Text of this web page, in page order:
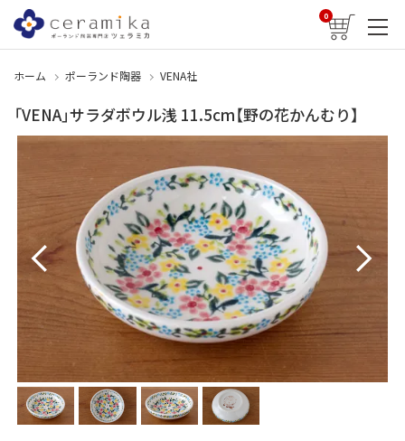
0
ホーム ポーランド陶器 VENA社
「VENA」サラダボウル浅 11.5cm【野の花かんむり】